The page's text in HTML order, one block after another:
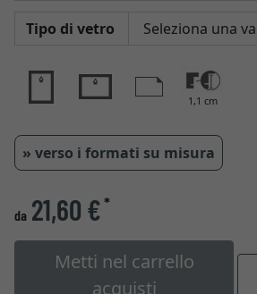
Tipo di vetro
1,1 cm
» verso i formati su misura
da 21,60 €*
Metti nel carrello
acquisti